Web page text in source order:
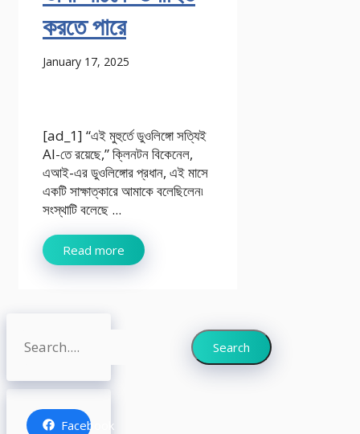
করতে পারে
January 17, 2025
[ad_1] “এই মুহুর্তে ডুওলিঙ্গো সত্যিই
AI-তে রয়েছে,” ক্লিনটন বিকেনেল,
এআই-এর ডুওলিঙ্গোর প্রধান, এই মাসে
একটি সাক্ষাত্কারে আমাকে বলেছিলেন৷
সংস্থাটি বলেছে ...
Read more
Search Search
Facebook